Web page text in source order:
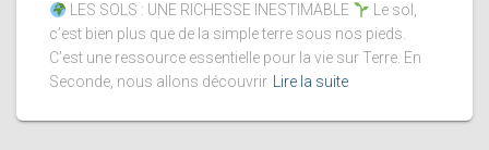
LES SOLS : UNE RICHESSE INESTIMABLE
Le sol,
c’est bien plus que de la simple terre sous nos pieds.
C’est une ressource essentielle pour la vie sur Terre. En
Seconde, nous allons découvrir Lire la suite